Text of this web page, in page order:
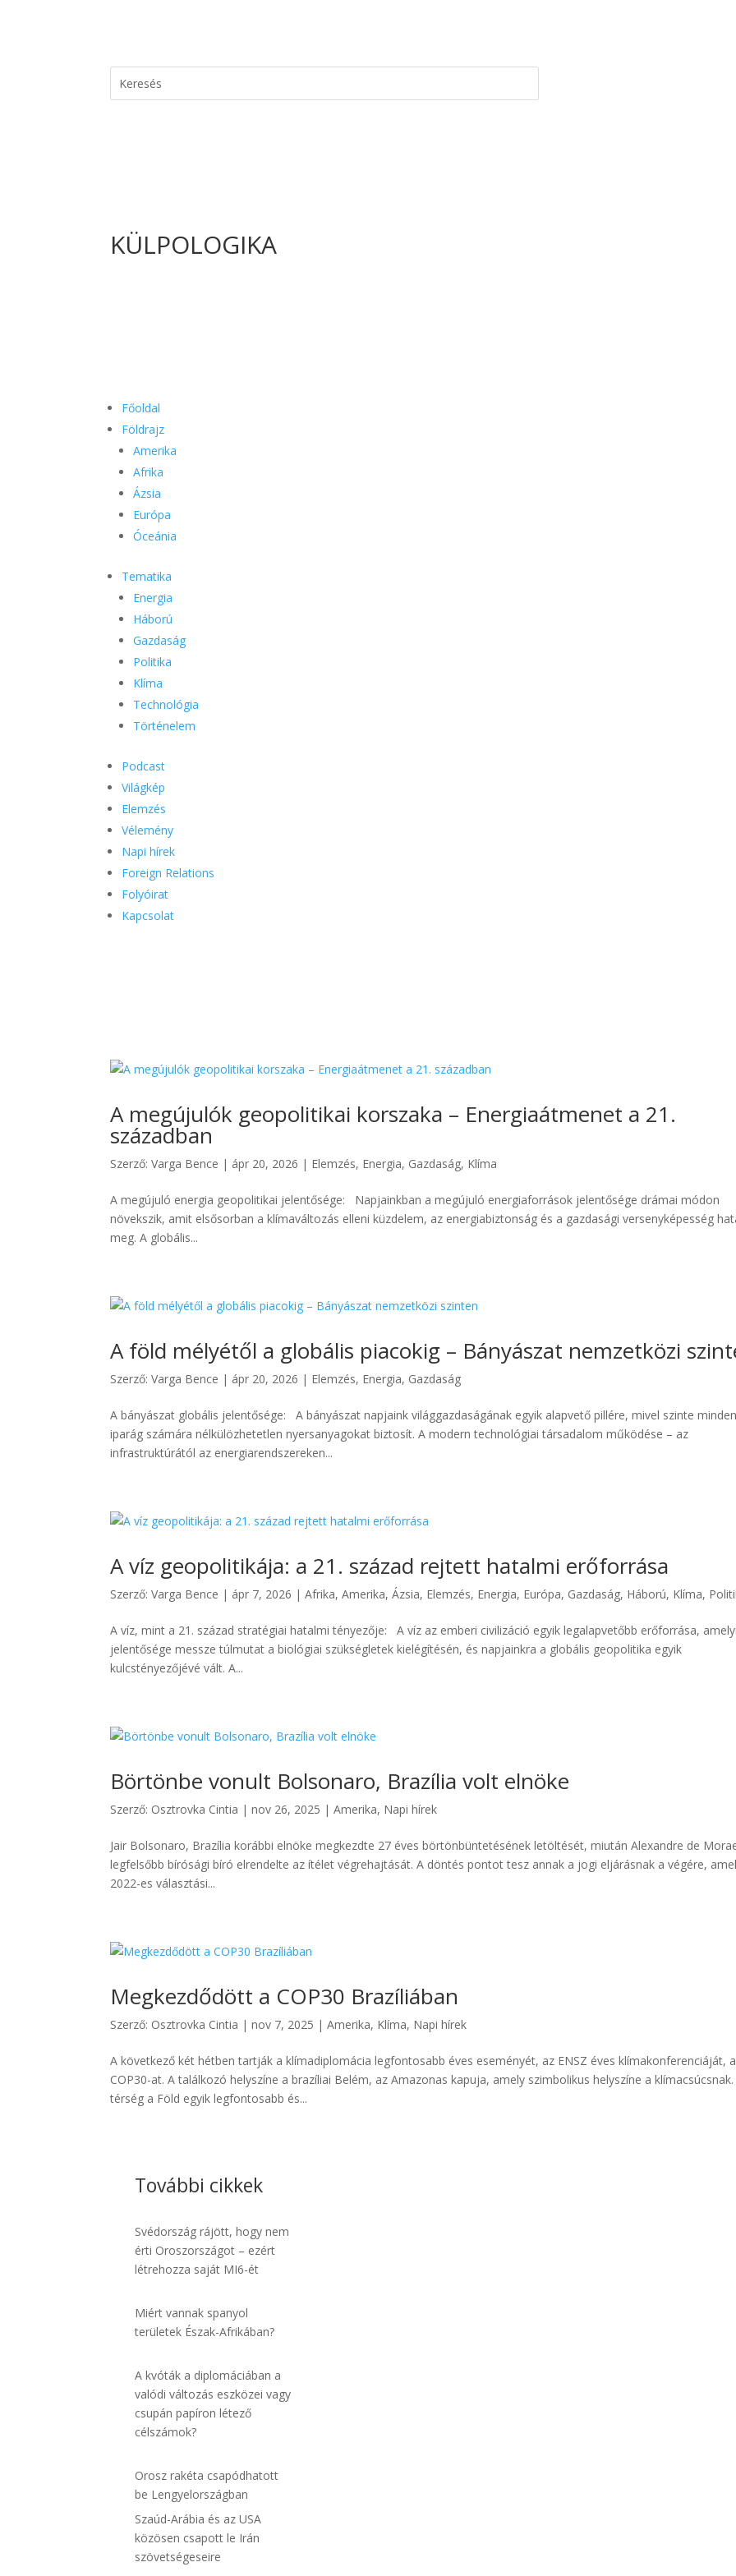
KÜLPOLOGIKA
Főoldal
Földrajz
Amerika
Afrika
Ázsia
Európa
Óceánia
Tematika
Energia
Háború
Gazdaság
Politika
Klíma
Technológia
Történelem
Podcast
Világkép
Elemzés
Vélemény
Napi hírek
Foreign Relations
Folyóirat
Kapcsolat
A megújulók geopolitikai korszaka – Energiaátmenet a 21.
században
Szerző:Varga Bence | ápr 20, 2026 | Elemzés, Energia, Gazdaság, Klíma
A megújuló energia geopolitikai jelentősége: Napjainkban a megújuló energiaforrások jelentősége drámai módon
növekszik, amit elsősorban a klímaváltozás elleni küzdelem, az energiabiztonság és a gazdasági versenyképesség
meg. A globális...
A föld mélyétől a globális piacokig – Bányászat nemzetközi
Szerző:Varga Bence | ápr 20, 2026 | Elemzés, Energia, Gazdaság
A bányászat globális jelentősége: A bányászat napjaink világgazdaságának egyik alapvető pillére, mivel szinte minden
iparág számára nélkülözhetetlen nyersanyagokat biztosít. A modern technológiai társadalom működése – az
infrastruktúrától az energiarendszereken...
A víz geopolitikája: a 21. század rejtett hatalmi erőforrása
Szerző:Varga Bence | ápr 7, 2026 |Afrika,Amerika,Ázsia, Elemzés, Energia, Európa, Gazdaság, Háború, Klíma,
A víz, mint a 21. század stratégiai hatalmi tényezője: A víz az emberi civilizáció egyik legalapvetőbb erőforrása,
jelentősége messze túlmutat a biológiai szükségletek kielégítésén, és napjainkra a globális geopolitika egyik
kulcstényezőjévé vált. A...
Börtönbe vonult Bolsonaro, Brazília volt elnöke
Szerző: Osztrovka Cintia |nov 26, 2025 |Amerika, Napi hírek
Jair Bolsonaro, Brazília korábbi elnöke megkezdte 27 éves börtönbüntetésének letöltését, miután Alexandre de
legfelsőbb bírósági bíró elrendelte az ítélet végrehajtását. A döntés pontot tesz annak a jogi eljárásnak a végére,
2022-es választási...
Megkezdődött a COP30 Brazíliában
Szerző: Osztrovka Cintia |nov 7, 2025 |Amerika, Klíma, Napi hírek
A következő két hétben tartják a klímadiplomácia legfontosabb éves eseményét, az ENSZ éves klímakonferenciáját, a
COP30-at. A találkozó helyszíne a brazíliai Belém, az Amazonas kapuja, amely szimbolikus helyszíne a klímacsúcsnak.
térség a Föld egyik legfontosabb és...
További cikkek
Svédország rájött, hogy nem
érti Oroszországot – ezért
létrehozza saját MI6-ét
Miért vannak spanyol
területek Észak-Afrikában?
A kvóták a diplomáciában a
valódi változás eszközei vagy
csupán papíron létező
célszámok?
Orosz rakéta csapódhatott
be Lengyelországban
Szaúd-Arábia és az USA
közösen csapott le Irán
szövetségeseire